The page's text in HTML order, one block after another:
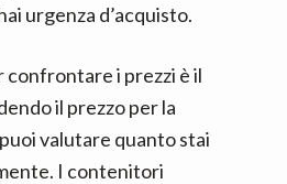
urgenza d’acquisto.
i prezzi è il
il prezzo per la
valutare quanto stai
I contenitori